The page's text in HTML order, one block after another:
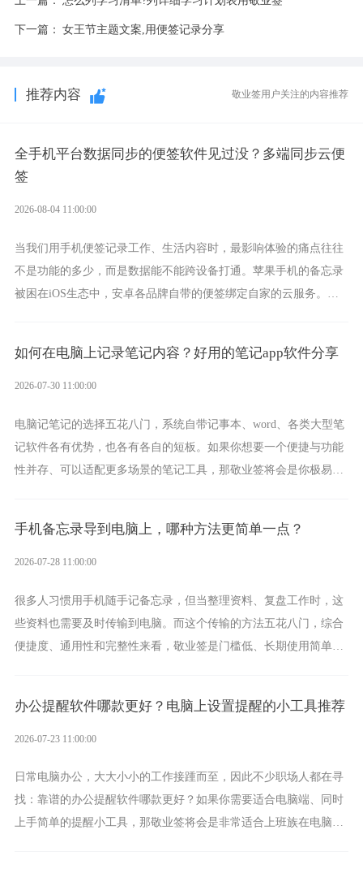
下一篇： 女王节主题文案,用便签记录分享
推荐内容 敬业签用户关注的内容推荐
全手机平台数据同步的便签软件见过没？多端同步云便
签
2026-08-04 11:00:00
当我们用手机便签记录工作、生活内容时，最影响体验的痛点往往
不是功能的多少，而是数据能不能跨设备打通。苹果手机的备忘录
被困在iOS生态中，安卓各品牌自带的便签绑定自家的云服务。而
如何在电脑上记录笔记内容？好用的笔记app软件分享
2026-07-30 11:00:00
电脑记笔记的选择五花八门，系统自带记事本、word、各类大型笔
记软件各有优势，也各有各自的短板。如果你想要一个便捷与功能
性并存、可以适配更多场景的笔记工具，那敬业签将会是你极易上
手机备忘录导到电脑上，哪种方法更简单一点？
2026-07-28 11:00:00
很多人习惯用手机随手记备忘录，但当整理资料、复盘工作时，这
些资料也需要及时传输到电脑。而这个传输的方法五花八门，综合
便捷度、通用性和完整性来看，敬业签是门槛低、长期使用简单的
办公提醒软件哪款更好？电脑上设置提醒的小工具推荐
2026-07-23 11:00:00
日常电脑办公，大大小小的工作接踵而至，因此不少职场人都在寻
找：靠谱的办公提醒软件哪款更好？如果你需要适合电脑端、同时
上手简单的提醒小工具，那敬业签将会是非常适合上班族在电脑上